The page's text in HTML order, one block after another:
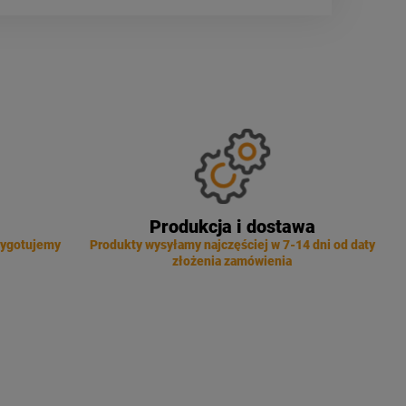
Produkcja i dostawa
Produkty wysyłamy najczęściej w 7-14 dni od daty
złożenia zamówienia